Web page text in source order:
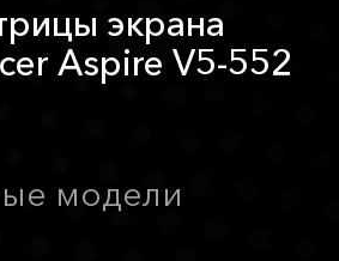
экрана
Aspire V5-552
модели